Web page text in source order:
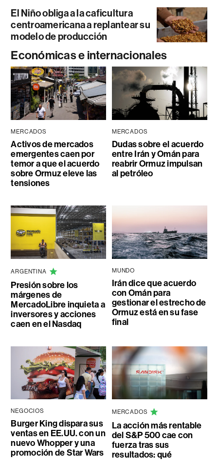
El Niño obliga a la caficultura
centroamericana a replantear su
modelo de producción
Económicas e internacionales
MERCADOS
Activos de mercados
emergentes caen por
temor a que el acuerdo
sobre Ormuz eleve las
tensiones
MERCADOS
Dudas sobre el acuerdo
entre Irán y Omán para
reabrir Ormuz impulsan
al petróleo
ARGENTINA
Presión sobre los
márgenes de
MercadoLibre inquieta a
inversores y acciones
caen en el Nasdaq
MUNDO
Irán dice que acuerdo
con Omán para
gestionar el estrecho de
Ormuz está en su fase
final
NEGOCIOS
Burger King dispara sus
ventas en EE.UU. con un
nuevo Whopper y una
promoción de Star Wars
MERCADOS
La acción más rentable
del S&P 500 cae con
fuerza tras sus
resultados: qué